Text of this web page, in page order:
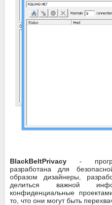
BlackBeltPrivacy -
разработана для
образом дизайнеры,
делиться важной
конфиденциальные
то, что они могут быть